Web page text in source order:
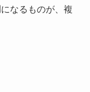
になるものが、複